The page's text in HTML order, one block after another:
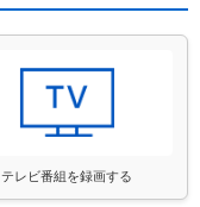
テレビ番組を録画する